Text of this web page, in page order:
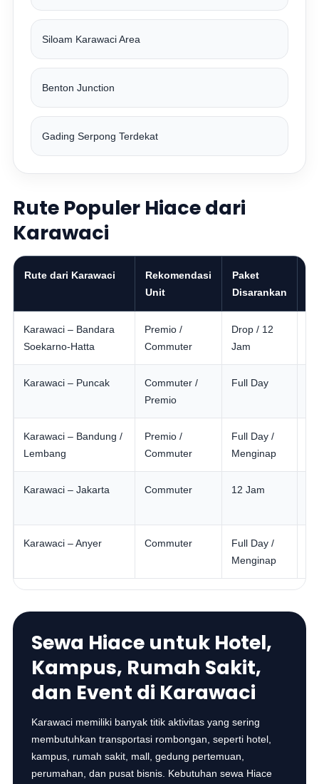
Siloam Karawaci Area
Benton Junction
Gading Serpong Terdekat
Rute Populer Hiace dari
Karawaci
Rute dari Karawaci
Rekomendasi
Unit
Paket
Disarankan
Karawaci – Bandara
Soekarno-Hatta
Premio /
Commuter
Drop / 12
Jam
Karawaci – Puncak
Commuter /
Premio
Full Day
Karawaci – Bandung /
Lembang
Premio /
Commuter
Full Day /
Menginap
Karawaci – Jakarta Commuter 12 Jam
Karawaci – Anyer Commuter
Full Day /
Menginap
Sewa Hiace untuk Hotel,
Kampus, Rumah Sakit,
dan Event di Karawaci
Karawaci memiliki banyak titik aktivitas yang sering
membutuhkan transportasi rombongan, seperti hotel,
kampus, rumah sakit, mall, gedung pertemuan,
perumahan, dan pusat bisnis. Kebutuhan sewa Hiace